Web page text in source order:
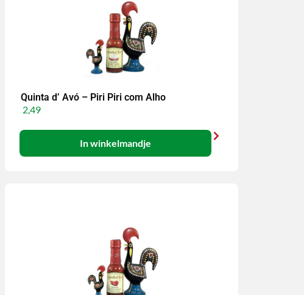
Quinta d’ Avó – Piri Piri com Alho
2,49
In winkelmandje